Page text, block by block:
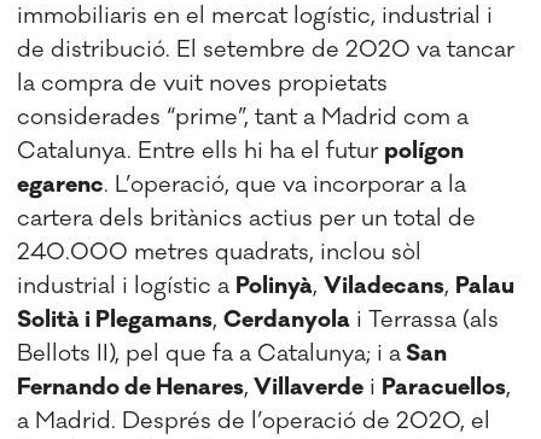
immobiliaris en el mercat logístic, industrial i
de distribució. El setembre de 2020 va tancar
la compra de vuit noves propietats
considerades “prime”, tant a Madrid com a
Catalunya. Entre ells hi ha el futur polígon
egarenc. L’operació, que va incorporar a la
cartera dels britànics actius per un total de
240.000 metres quadrats, inclou sòl
industrial i logístic a Polinyà,Viladecans, Palau
Solità i Plegamans,Cerdanyola i Terrassa (als
Bellots II), pel que fa a Catalunya; i aSan
Fernando de Henares, Villaverde i Paracuellos,
a Madrid. Després de l’operació de 2020, el